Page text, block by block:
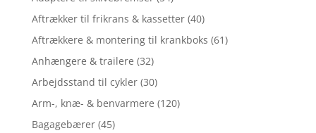
Aftrækker til frikrans & kassetter (40)
Aftrækkere & montering til krankboks (61)
Anhængere & trailere (32)
Arbejdsstand til cykler (30)
Arm-, knæ- & benvarmere (120)
Bagagebærer (45)